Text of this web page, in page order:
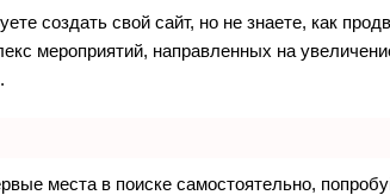
создать свой сайт, но не знаете, как
мероприятий, направленных на
места в поиске самостоятельно,